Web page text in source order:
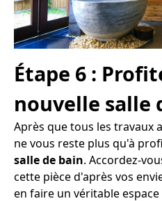
Étape 6 :
nouvelle salle
Après que tous les travaux
ne vous reste plus qu'à
salle de bain. Accordez-
cette pièce d'après vos
en faire un véritable